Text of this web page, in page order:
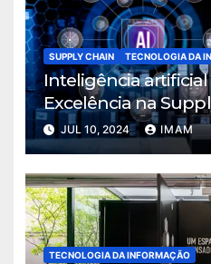
SUPPLY CHAIN TECNOLOGIA DA
Inteligência
Excelência na
JUL 10, 2024 IMAM
TECNOLOGIA DA INFORMAÇÃO